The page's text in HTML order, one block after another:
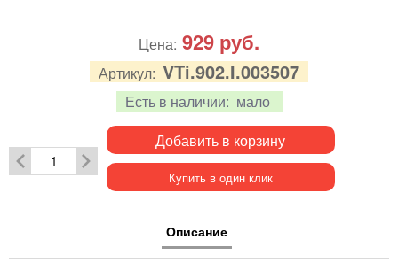
Артикул: VTi.902.I.003507
Есть в наличии: мало
Цена: 929 руб.
Добавить в корзину
Купить в один клик
Описание